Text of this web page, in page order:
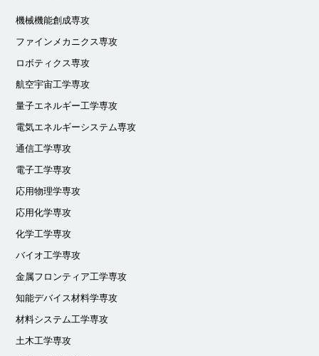
機械機能創成専攻
ファインメカニクス専攻
ロボティクス専攻
航空宇宙工学専攻
量子エネルギー工学専攻
電気エネルギーシステム専攻
通信工学専攻
電子工学専攻
応用物理学専攻
応用化学専攻
化学工学専攻
バイオ工学専攻
金属フロンティア工学専攻
知能デバイス材料学専攻
材料システム工学専攻
土木工学専攻